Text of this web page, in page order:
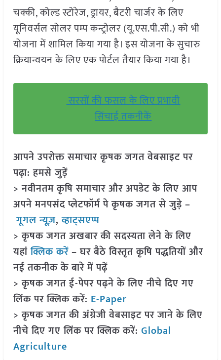
चक्की, कोल्ड स्टोरेज, ड्रायर, बैटरी चार्जर के लिए
यूनिवर्सल सोलर पम्प कन्ट्रोलर (यू.एस.पी.सी.) को भी
योजना में शामिल किया गया है। इस योजना के सुचारु
क्रियान्वयन के लिए एक पोर्टल तैयार किया गया है।
सरसों की फसल के लिए प्रभावी
सिंचाई तकनीकें
आपने उपरोक्त समाचार कृषक जगत वेबसाइट पर
पढ़ा: हमसे जुड़ें
> नवीनतम कृषि समाचार और अपडेट के लिए आप
अपने मनपसंद प्लेटफॉर्म पे कृषक जगत से जुड़े –
गूगल न्यूज़,व्हाट्सएप्प
> कृषक जगत अखबार की सदस्यता लेने के लिए
यहांक्लिक करें– घर बैठे विस्तृत कृषि पद्धतियों और
नई तकनीक के बारे में पढ़ें
> कृषक जगत ई-पेपर पढ़ने के लिए नीचे दिए गए
लिंक पर क्लिक करें: E-Paper
> कृषक जगत की अंग्रेजी वेबसाइट पर जाने के लिए
नीचे दिए गए लिंक पर क्लिक करें: Global
Agriculture